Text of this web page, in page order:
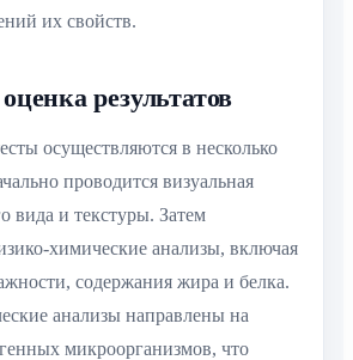
их свойств.
результатов
осуществляются в несколько
проводится визуальная
вида и текстуры. Затем
химические анализы, включая
содержания жира и белка.
анализы направлены на
микроорганизмов, что